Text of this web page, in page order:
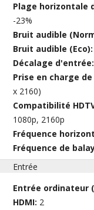
Plage horizontale
-23%
Bruit audible
Bruit audible (Eco):
Décalage
Prise en charge
x 2160)
Compatibilité
1080p, 2160p
Fréquence
Fréquence de
Entrée
Entrée ordinateur
HDMI: 2